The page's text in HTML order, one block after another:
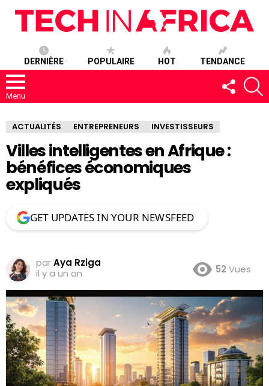
DERNIÈRE POPULAIRE HOT TENDANCE
Menu
SUIVEZ-
NOUS
ACTUALITÉS ENTREPRENEURS INVESTISSEURS
Villes intelligentes en Afrique :
bénéfices économiques
expliqués
GET UPDATES IN YOUR NEWSFEED
parAya Rziga
il y a un an
52 Vues